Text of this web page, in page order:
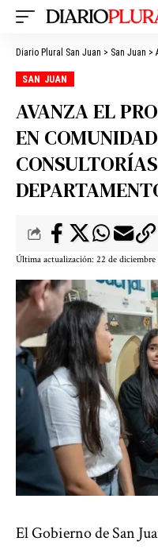
Diario Plural San Juan > San Juan >
SAN JUAN
AVANZA EL
EN
Última actualización: 22 de
El Gobierno de San